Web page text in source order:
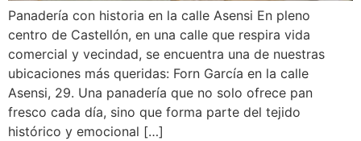
Panadería con historia en la calle Asensi En pleno
centro de Castellón, en una calle que respira vida
comercial y vecindad, se encuentra una de nuestras
ubicaciones más queridas: Forn García en la calle
Asensi, 29. Una panadería que no solo ofrece pan
fresco cada día, sino que forma parte del tejido
histórico y emocional […]